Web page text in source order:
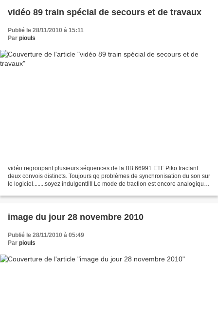
vidéo 89 train spécial de secours et de travaux
Publié le 28/11/2010 à 15:11
Par piouls
vidéo regroupant plusieurs séquences de la BB 66991 ETF Piko tractant
deux convois distincts. Toujours qq problèmes de synchronisation du son sur
le logiciel........soyez indulgent!!!! Le mode de traction est encore analogique,
image du jour 28 novembre 2010
Publié le 28/11/2010 à 05:49
Par piouls